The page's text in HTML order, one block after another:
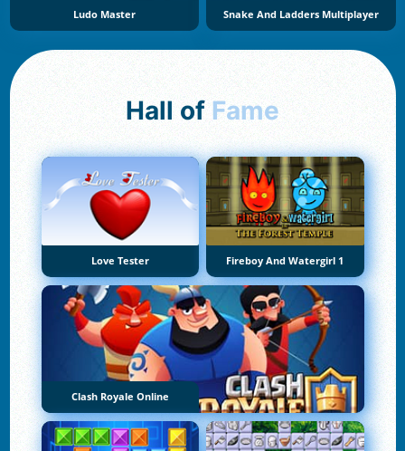
Ludo Master Snake And Ladders Multiplayer
Hall of Fame
Love Tester Fireboy And Watergirl 1
Clash Royale Online